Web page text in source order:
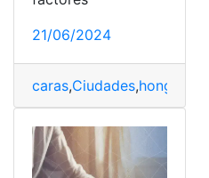
21/06/2024
caras,Ciudades,hong kong